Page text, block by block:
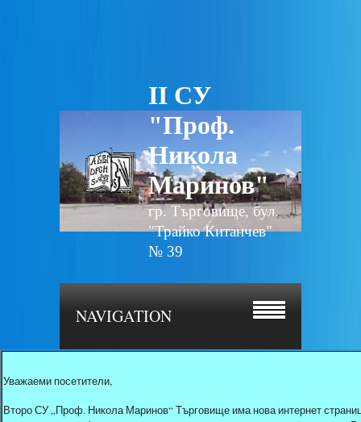
II СУ
"Проф.
Никола
Маринов"
гр. Търговище, бул.
"Трайко Китанчев"
№ 39
NAVIGATION
Уважаеми посетители,
Второ СУ „Проф. Никола Маринов“ Търговище има нова интернет